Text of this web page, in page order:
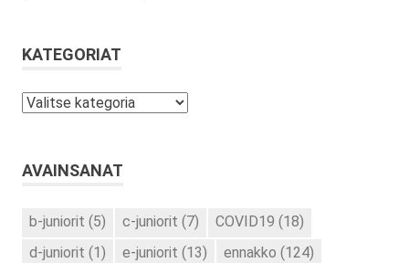
KATEGORIAT
Kategoriat
AVAINSANAT
b-juniorit (5) c-juniorit (7) COVID19 (18)
d-juniorit (1) e-juniorit (13) ennakko (124)